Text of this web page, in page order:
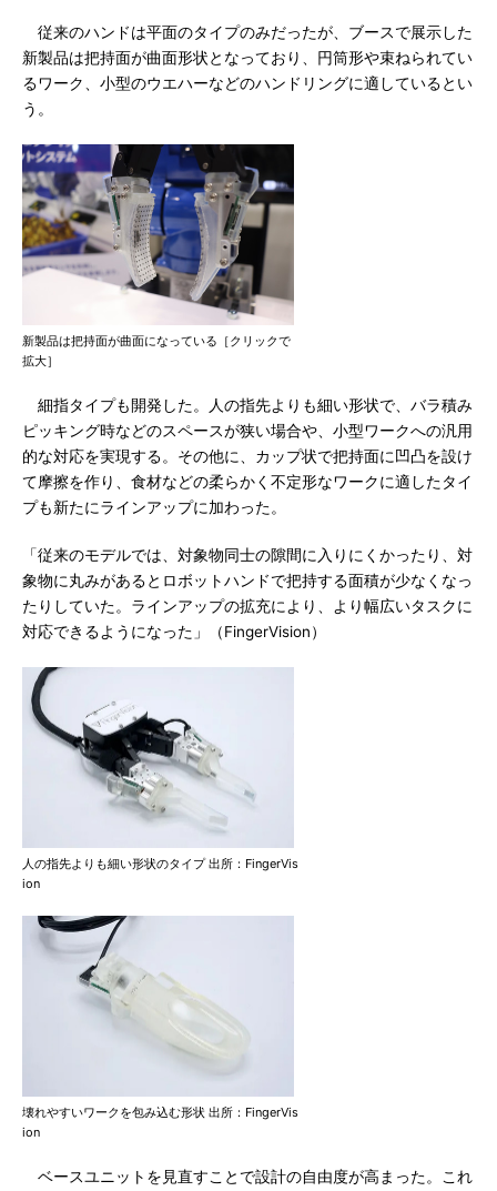
従来のハンドは平面のタイプのみだったが、ブースで展示した
新製品は把持面が曲面形状となっており、円筒形や束ねられてい
るワーク、小型のウエハーなどのハンドリングに適しているとい
う。
新製品は把持面が曲面になっている［クリックで
拡大］
細指タイプも開発した。人の指先よりも細い形状で、バラ積み
ピッキング時などのスペースが狭い場合や、小型ワークへの汎用
的な対応を実現する。その他に、カップ状で把持面に凹凸を設け
て摩擦を作り、食材などの柔らかく不定形なワークに適したタイ
プも新たにラインアップに加わった。
「従来のモデルでは、対象物同士の隙間に入りにくかったり、対
象物に丸みがあるとロボットハンドで把持する面積が少なくなっ
たりしていた。ラインアップの拡充により、より幅広いタスクに
対応できるようになった」（FingerVision）
人の指先よりも細い形状のタイプ 出所：FingerVis
ion
壊れやすいワークを包み込む形状 出所：FingerVis
ion
ベースユニットを見直すことで設計の自由度が高まった。これ